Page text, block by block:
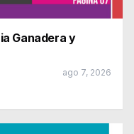
Ganadera y
ago 7, 2026